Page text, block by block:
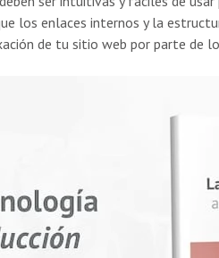
los enlaces internos y la
de tu sitio web por parte de